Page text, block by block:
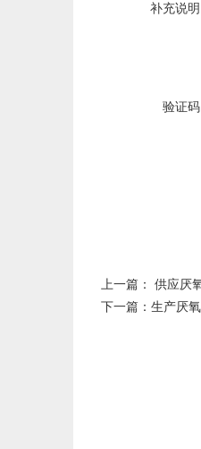
补充说
验证
上一篇： 供应厌
下一篇： 生产厌